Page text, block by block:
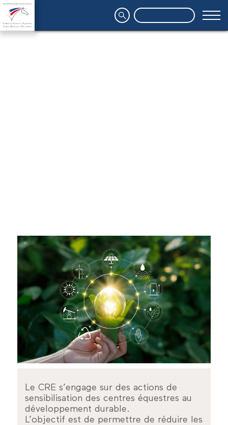
Le CRE s’engage sur des actions de
sensibilisation des centres équestres au
développement durable.
L’objectif est de permettre de réduire les